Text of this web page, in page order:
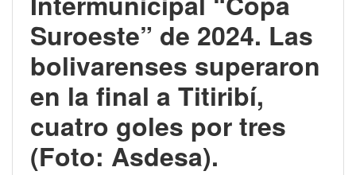
Suroeste” de 2024. Las
bolivarenses superaron
en la final a Titiribí,
cuatro goles por tres
(Foto: Asdesa).